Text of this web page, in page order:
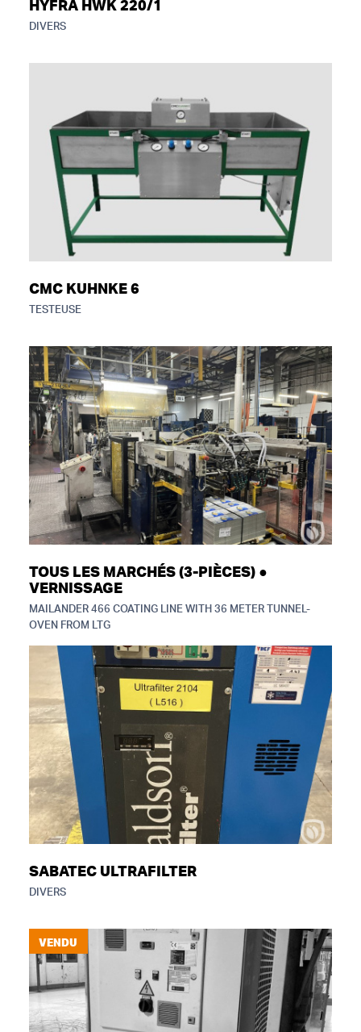
HYFRA HWK 220/1
DIVERS
CMC KUHNKE 6
TESTEUSE
TOUS LES MARCHÉS (3-PIÈCES) ●
VERNISSAGE
MAILANDER 466 COATING LINE WITH 36 METER TUNNEL-
OVEN FROM LTG
SABATEC ULTRAFILTER
DIVERS
VENDU